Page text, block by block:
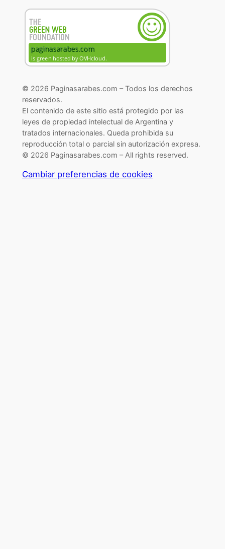
© 2026 Paginasarabes.com – Todos los derechos
reservados.
El contenido de este sitio está protegido por las
leyes de propiedad intelectual de Argentina y
tratados internacionales. Queda prohibida su
reproducción total o parcial sin autorización expresa.
© 2026 Paginasarabes.com – All rights reserved.
Cambiar preferencias de cookies